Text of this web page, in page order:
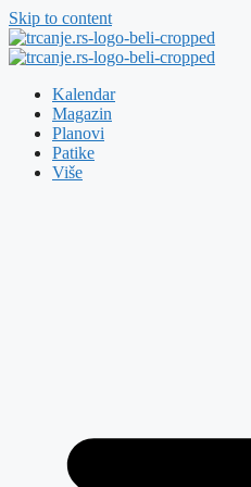
Skip to content
Kalendar
Magazin
Planovi
Patike
Više